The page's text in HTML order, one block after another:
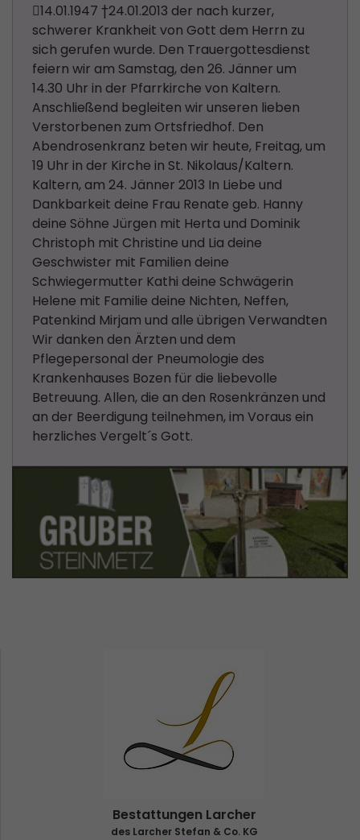
14.01.1947 †24.01.2013 der nach kurzer,
schwerer Krankheit von Gott dem Herrn zu
sich gerufen wurde. Den Trauergottesdienst
feiern wir am Samstag, den 26. Jänner um
14.30 Uhr in der Pfarrkirche von Kaltern.
Anschließend begleiten wir unseren lieben
Verstorbenen zum Ortsfriedhof. Den
Abendrosenkranz beten wir heute, Freitag, um
19 Uhr in der Kirche in St. Nikolaus/Kaltern.
Kaltern, am 24. Jänner 2013 In Liebe und
Dankbarkeit deine Frau Renate geb. Hanny
deine Söhne Jürgen mit Herta und Dominik
Christoph mit Christine und Lia deine
Geschwister mit Familien deine
Schwiegermutter Kathi deine Schwägerin
Helene mit Familie deine Nichten, Neffen,
Patenkind Mirjam und alle übrigen Verwandten
Wir danken den Ärzten und dem
Pflegepersonal der Pneumologie des
Krankenhauses Bozen für die liebevolle
Betreuung. Allen, die an den Rosenkränzen und
an der Beerdigung teilnehmen, im Voraus ein
herzliches Vergelt´s Gott.
Bestattungen Larcher
des Larcher Stefan & Co. KG